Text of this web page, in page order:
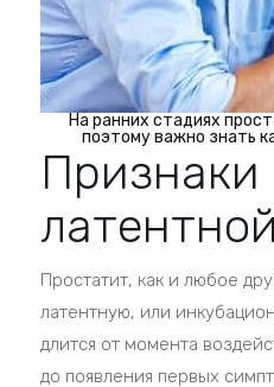
На ранних стадиях
поэтому важно знать
Признаки
Простатит, как и любое
латентную, или
длится от момента
до появления первых